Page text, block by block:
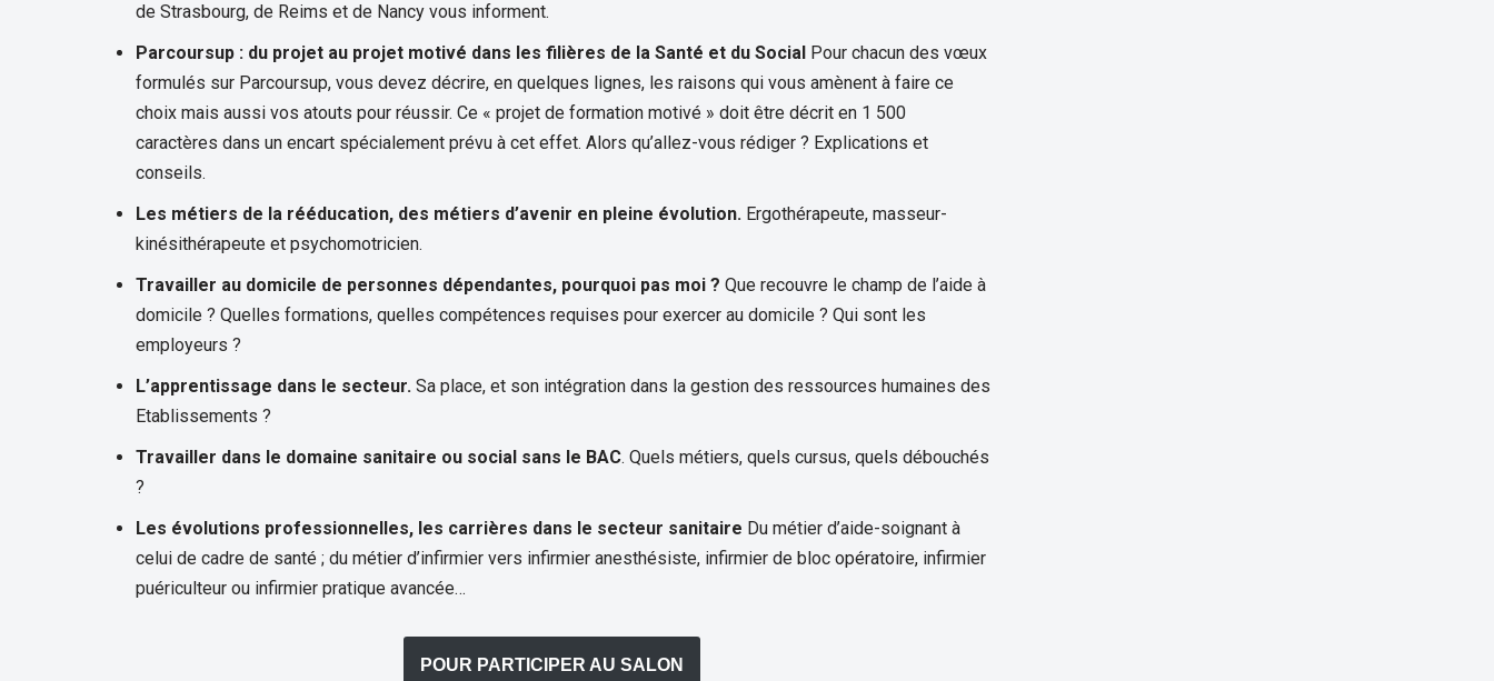
de Strasbourg, de Reims et de Nancy vous informent.
Parcoursup : du projet au projet motivé dans les filières de la Santé et du Social Pour chacun des vœux
formulés sur Parcoursup, vous devez décrire, en quelques lignes, les raisons qui vous amènent à faire ce
choix mais aussi vos atouts pour réussir. Ce « projet de formation motivé » doit être décrit en 1 500
caractères dans un encart spécialement prévu à cet effet. Alors qu’allez-vous rédiger ? Explications et
conseils.
Les métiers de la rééducation, des métiers d’avenir en pleine évolution. Ergothérapeute, masseur-
kinésithérapeute et psychomotricien.
Travailler au domicile de personnes dépendantes, pourquoi pas moi ? Que recouvre le champ de l’aide à
domicile ? Quelles formations, quelles compétences requises pour exercer au domicile ? Qui sont les
employeurs ?
L’apprentissage dans le secteur. Sa place, et son intégration dans la gestion des ressources humaines des
Etablissements ?
Travailler dans le domaine sanitaire ou social sans le BAC. Quels métiers, quels cursus, quels débouchés
?
Les évolutions professionnelles, les carrières dans le secteur sanitaire Du métier d’aide-soignant à
celui de cadre de santé ; du métier d’infirmier vers infirmier anesthésiste, infirmier de bloc opératoire, infirmier
puériculteur ou infirmier pratique avancée…
POUR PARTICIPER AU SALON